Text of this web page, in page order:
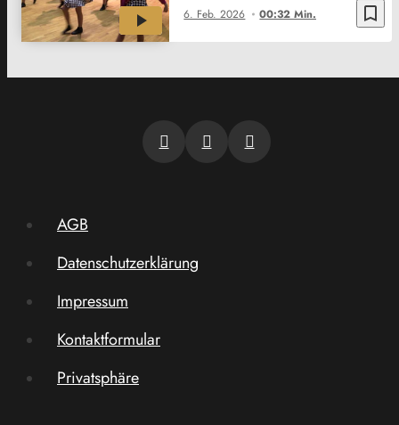
bookmark_border
6. Feb. 2026 00:32 Min.
AGB
Datenschutzerklärung
Impressum
Kontaktformular
Privatsphäre